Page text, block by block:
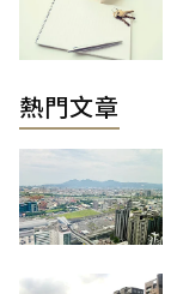
熱門文章